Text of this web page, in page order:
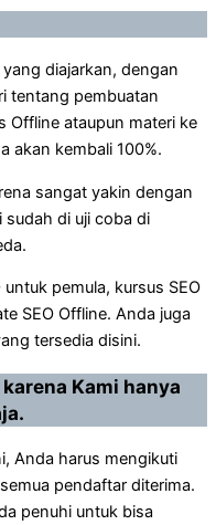
diajarkan, dengan
tentang pembuatan
Offline ataupun materi ke
akan kembali 100%.
sangat yakin dengan
sudah di uji coba di
pemula, kursus SEO
SEO Offline. Anda juga
tersedia disini.
Kami hanya
Anda harus mengikuti
pendaftar diterima.
penuhi untuk bisa